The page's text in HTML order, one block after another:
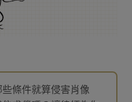
條件就算侵害肖像